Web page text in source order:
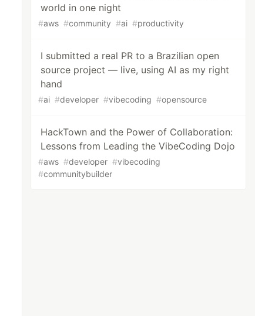
world in one night
#aws #community #ai #productivity
I submitted a real PR to a Brazilian open
source project — live, using AI as my right
hand
#ai #developer #vibecoding #opensource
HackTown and the Power of Collaboration:
Lessons from Leading the VibeCoding Dojo
#aws #developer #vibecoding
#communitybuilder